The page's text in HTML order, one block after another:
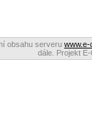
obsahu serveru
dále. Projekt